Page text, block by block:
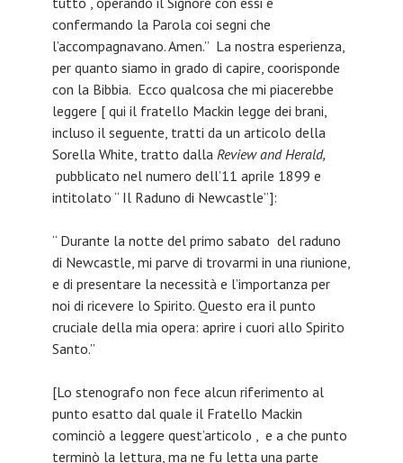
confermando la Parola coi segni che
l’accompagnavano. Amen.” La nostra esperienza,
per quanto siamo in grado di capire, coorisponde
con la Bibbia. Ecco qualcosa che mi piacerebbe
leggere [ qui il fratello Mackin legge dei brani,
incluso il seguente, tratti da un articolo della
Sorella White, tratto dalla Review and Herald,
pubblicato nel numero dell’11 aprile 1899 e
intitolato “ Il Raduno di Newcastle”]:
“ Durante la notte del primo sabato del raduno
di Newcastle, mi parve di trovarmi in una riunione,
e di presentare la necessità e l’importanza per
noi di ricevere lo Spirito. Questo era il punto
cruciale della mia opera: aprire i cuori allo Spirito
Santo.”
[Lo stenografo non fece alcun riferimento al
punto esatto dal quale il Fratello Mackin
cominciò a leggere quest’articolo , e a che punto
terminò la lettura, ma ne fu letta una parte